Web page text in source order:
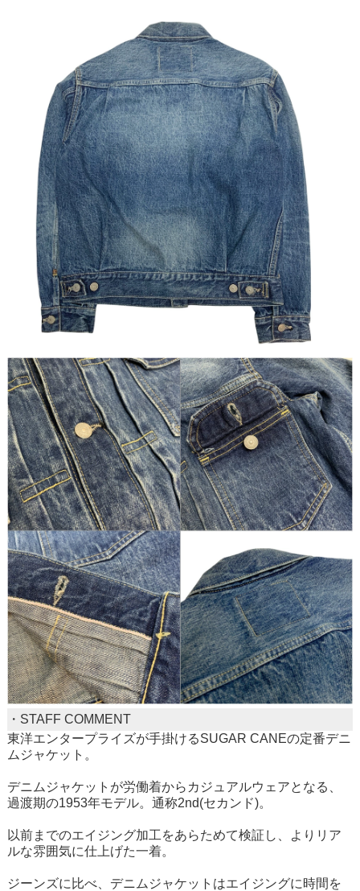
・STAFF COMMENT
東洋エンタープライズが手掛けるSUGAR CANEの定番デニ
ムジャケット。
デニムジャケットが労働着からカジュアルウェアとなる、
過渡期の1953年モデル。通称2nd(セカンド)。
以前までのエイジング加工をあらためて検証し、よりリア
ルな雰囲気に仕上げた一着。
ジーンズに比べ、デニムジャケットはエイジングに時間を